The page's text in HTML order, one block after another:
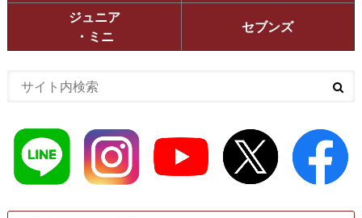
ジュニア
・ミニ
セブンズ